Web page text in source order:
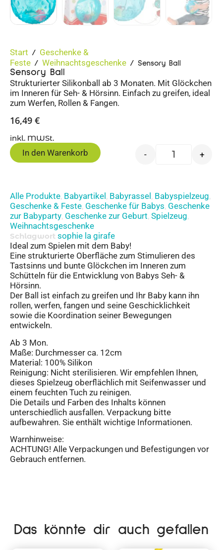
Start / Geschenke &
Feste / Weihnachtsgeschenke / Sensory Ball
Sensory Ball
Strukturierter Silikonball ab 3 Monaten. Mit Glöckchen
im Inneren für Seh- & Hörsinn. Einfach zu greifen, ideal
zum Werfen, Rollen & Fangen.
16,49 €
inkl. MWSt.
- +
In den Warenkorb
Alle Produkte, Babyartikel , Babyrassel , Babyspielzeug,
Geschenke & Feste, Geschenke für Babys, Geschenke
zur Babyparty, Geschenke zur Geburt, Spielzeug,
Weihnachtsgeschenke
Schlagwort sophie la girafe
Ideal zum Spielen mit dem Baby!
Eine strukturierte Oberfläche zum Stimulieren des
Tastsinns und bunte Glöckchen im Inneren zum
Schütteln für die Entwicklung von Babys Seh- &
Hörsinn.
Der Ball ist einfach zu greifen und Ihr Baby kann ihn
rollen, werfen, fangen und seine Geschicklichkeit
sowie die Koordination seiner Bewegungen
entwickeln.
Ab 3 Mon.
Maße: Durchmesser ca. 12cm
Material: 100% Silikon
Reinigung: Nicht sterilisieren. Wir empfehlen Ihnen,
dieses Spielzeug oberflächlich mit Seifenwasser und
einem feuchten Tuch zu reinigen.
Die Details und Farben des Inhalts können
unterschiedlich ausfallen. Verpackung bitte
aufbewahren. Sie enthält wichtige Informationen.
Warnhinweise:
ACHTUNG! Alle Verpackungen und Befestigungen vor
Gebrauch entfernen.
Das könnte dir auch gefallen